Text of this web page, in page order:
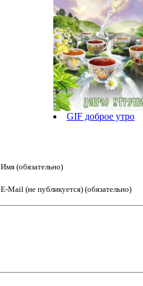
GIF доброе утро
Имя (обязательно)
E-Mail (не публикуется) (обязательно)